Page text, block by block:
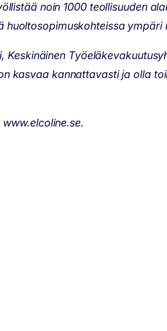
noin 1000 teollisuuden
huoltosopimuskohteissa ympäri
kasvaa kannattavasti ja olla